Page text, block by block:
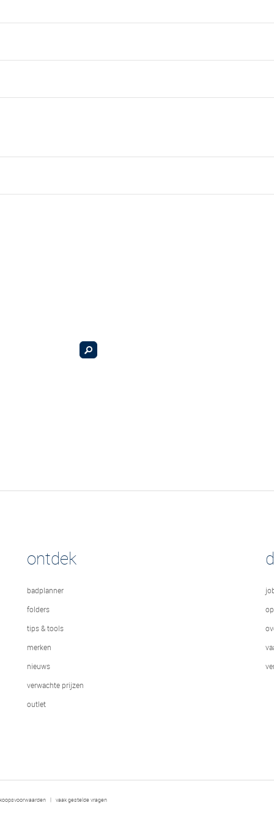
ontdek
badplanner
folders
tips & tools
merken
nieuws
verwachte prijzen
outlet
| vaak gestelde vragen